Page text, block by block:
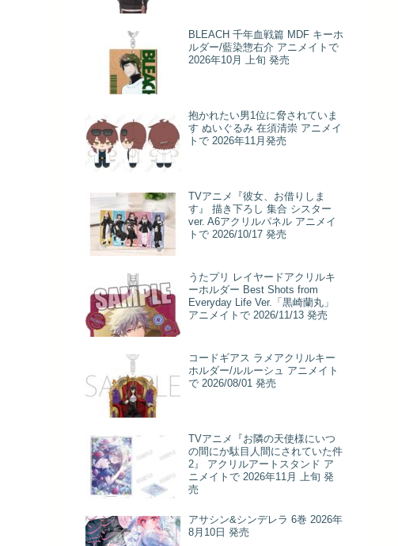
BLEACH 千年血戦篇 MDF キーホ
ルダー/藍染惣右介 アニメイトで
2026年10月 上旬 発売
抱かれたい男1位に脅されていま
す ぬいぐるみ 在須清崇 アニメイ
トで 2026年11月発売
TVアニメ『彼女、お借りしま
す』 描き下ろし 集合 シスター
ver. A6アクリルパネル アニメイ
トで 2026/10/17 発売
うたプリ レイヤードアクリルキ
ーホルダー Best Shots from
Everyday Life Ver.「黒崎蘭丸」
アニメイトで 2026/11/13 発売
コードギアス ラメアクリルキー
ホルダー/ルルーシュ アニメイト
で 2026/08/01 発売
TVアニメ『お隣の天使様にいつ
の間にか駄目人間にされていた件
2』 アクリルアートスタンド ア
ニメイトで 2026年11月 上旬 発
売
アサシン&シンデレラ 6巻 2026年
8月10日 発売